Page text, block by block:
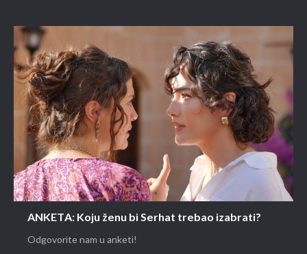
ANKETA: Koju ženu bi Serhat trebao izabrati?
Odgovorite nam u anketi!